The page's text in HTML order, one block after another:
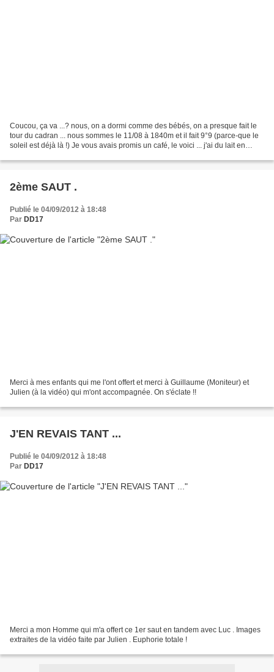
Coucou, ça va ...? nous, on a dormi comme des bébés, on a presque fait le
tour du cadran ... nous sommes le 11/08 à 1840m et il fait 9°9 (parce-que le
soleil est déjà là !) Je vous avais promis un café, le voici ... j'ai du lait en
2ème SAUT .
Publié le 04/09/2012 à 18:48
Par DD17
Merci à mes enfants qui me l'ont offert et merci à Guillaume (Moniteur) et
Julien (à la vidéo) qui m'ont accompagnée. On s'éclate !!
J'EN REVAIS TANT ...
Publié le 04/09/2012 à 18:48
Par DD17
Merci a mon Homme qui m'a offert ce 1er saut en tandem avec Luc . Images
extraites de la vidéo faite par Julien . Euphorie totale !